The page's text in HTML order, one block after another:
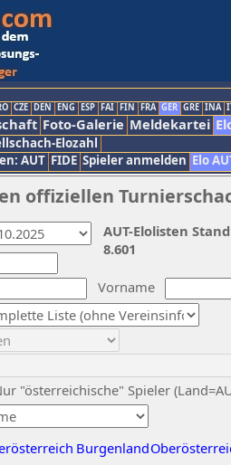
CZE DEN ENG ESP FAI FIN FRA GER GRE INA
Foto-Galerie Meldekartei
Elozahl
AUT FIDE Spieler anmelden Elo
offiziellen
Vorname
"österreichische" Spieler
Burgenland
AUT-Elolisten
8.601